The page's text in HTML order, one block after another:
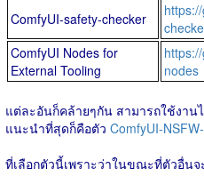
ComfyUI-safety-checker
ComfyUI Nodes for
External Tooling
nodes
แต่ละอันก็คล้ายๆกัน สามารถใช้งาน
แนะนำที่สุดก็คือตัว ComfyUI-
ที่เลือกตัวนี้เพราะว่าในขณะที่ตัวอื่น